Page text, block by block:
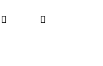
Bejelentkezés
Kosár